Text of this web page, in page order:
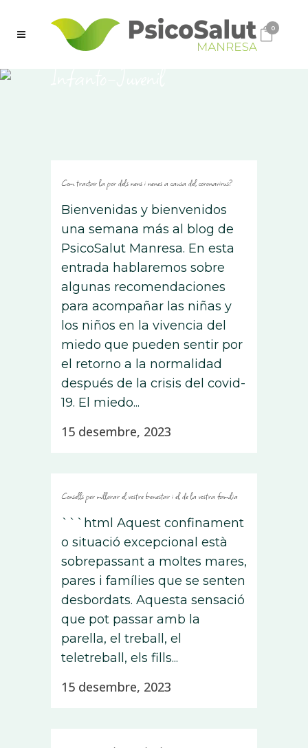
0
Com tractar la por dels nens i nenes a causa del coronavirus?
Bienvenidas y bienvenidos
una semana más al blog de
PsicoSalut Manresa. En esta
entrada hablaremos sobre
algunas recomendaciones
para acompañar las niñas y
los niños en la vivencia del
miedo que pueden sentir por
el retorno a la normalidad
después de la crisis del covid-
19. El miedo...
15 desembre, 2023
Consells per millorar el vostre benestar i el de la vostra família
```html Aquest confinament
o situació excepcional està
sobrepassant a moltes mares,
pares i famílies que se senten
desbordats. Aquesta sensació
que pot passar amb la
parella, el treball, el
teletreball, els fills...
15 desembre, 2023